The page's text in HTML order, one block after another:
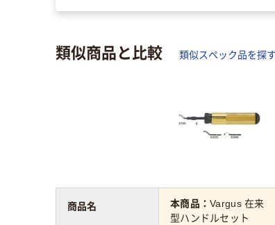
類似商品と比較 類似スペック品を探す
本商品：Vargus 在来
型ハンドルセット
商品名